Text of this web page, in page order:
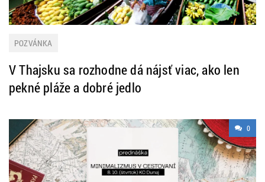
POZVÁNKA
V Thajsku sa rozhodne dá nájsť viac, ako len
pekné pláže a dobré jedlo
0